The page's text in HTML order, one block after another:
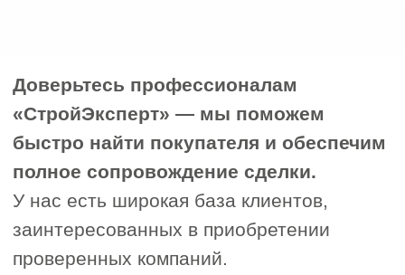
Почему стоит
обратиться
в
«СтройЭксперт»
Бесплатно проведём оценку
реальной стоимости вашего
бизнеса;
У нас есть база проверенных и
платежеспособных покупателей —